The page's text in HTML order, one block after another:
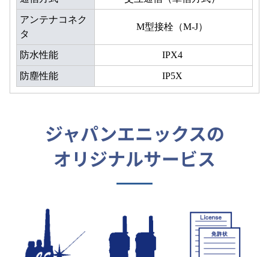
アンテナコネク
タ
M型接栓（M-J）
防水性能 IPX4
防塵性能 IP5X
ジャパンエニックスの
オリジナルサービス